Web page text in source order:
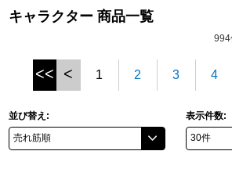
キャラクター 商品一覧
994
<< < 1 2 3 4
並び替え: 表示件数: